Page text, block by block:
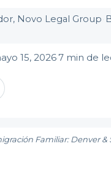
Novo Legal Group
15, 2026·7 min de
Familiar: Denver &